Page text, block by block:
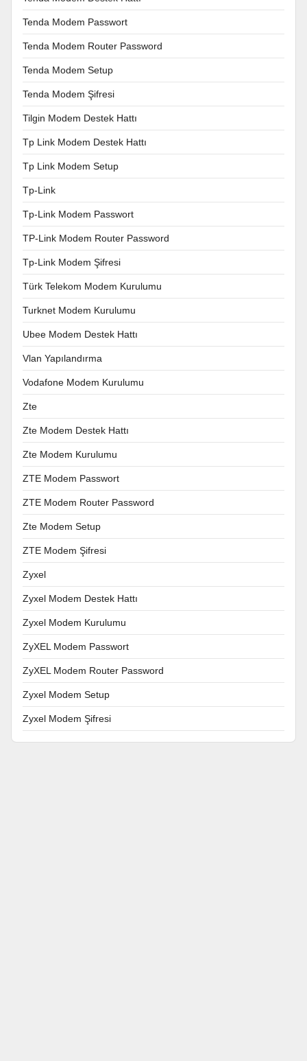
Tenda Modem Passwort
Tenda Modem Router Password
Tenda Modem Setup
Tenda Modem Şifresi
Tilgin Modem Destek Hattı
Tp Link Modem Destek Hattı
Tp Link Modem Setup
Tp-Link
Tp-Link Modem Passwort
TP-Link Modem Router Password
Tp-Link Modem Şifresi
Türk Telekom Modem Kurulumu
Turknet Modem Kurulumu
Ubee Modem Destek Hattı
Vlan Yapılandırma
Vodafone Modem Kurulumu
Zte
Zte Modem Destek Hattı
Zte Modem Kurulumu
ZTE Modem Passwort
ZTE Modem Router Password
Zte Modem Setup
ZTE Modem Şifresi
Zyxel
Zyxel Modem Destek Hattı
Zyxel Modem Kurulumu
ZyXEL Modem Passwort
ZyXEL Modem Router Password
Zyxel Modem Setup
Zyxel Modem Şifresi